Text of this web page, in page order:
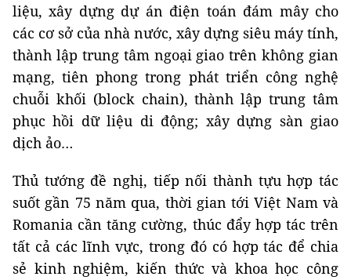
liệu, xây dựng dự án điện toán đám mây cho
các cơ sở của nhà nước, xây dựng siêu máy tính,
thành lập trung tâm ngoại giao trên không gian
mạng, tiên phong trong phát triển công nghệ
chuỗi khối (block chain), thành lập trung tâm
phục hồi dữ liệu di động; xây dựng sàn giao
dịch ảo…
Thủ tướng đề nghị, tiếp nối thành tựu hợp tác
suốt gần 75 năm qua, thời gian tới Việt Nam và
Romania cần tăng cường, thúc đẩy hợp tác trên
tất cả các lĩnh vực, trong đó có hợp tác để chia
sẻ kinh nghiệm, kiến thức và khoa học công